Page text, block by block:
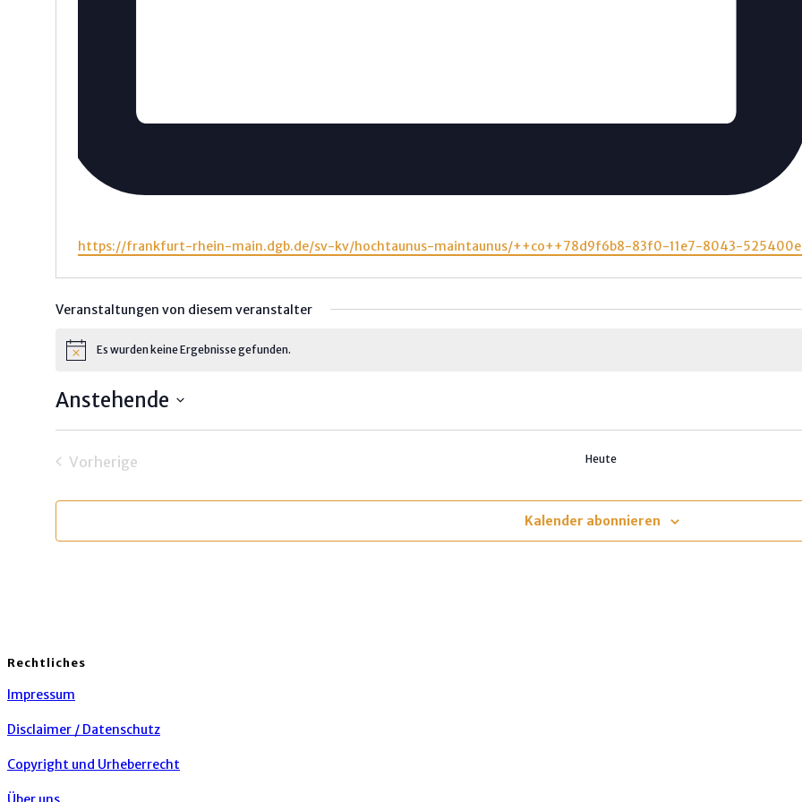
Webseite
https://frankfurt-rhein-main.dgb.de/sv-kv/hochtaunus-maintaunus/++co++78d9f6b8-83f0-11e7-8043-
Veranstaltungen von diesem veranstalter
HinweisEs wurden keine Ergebnisse gefunden.
Anstehende
Vorherige
Heute
Kalender abonnieren
Rechtliches
Impressum
Disclaimer / Datenschutz
Copyright und Urheberrecht